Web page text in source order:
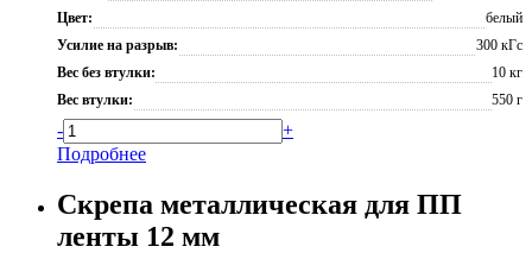
Цвет:
белый
Усилие на разрыв:
300 кГс
Вес без втулки:
10 кг
Вес втулки:
550 г
-
+
Подробнее
Скрепа металлическая для ПП
ленты 12 мм